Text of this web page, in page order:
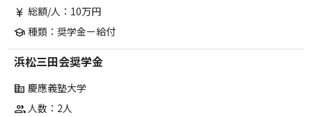
currency_yen 総額/人：10万円
school 種類：奨学金ー給付
浜松三田会奨学金
corporate_fare 慶應義塾大学
group 人数：2人